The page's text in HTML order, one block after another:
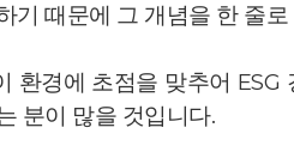
기 때문에 그 개념을 한 줄
환경에 초점을 맞추어
분이 많을 것입니다.